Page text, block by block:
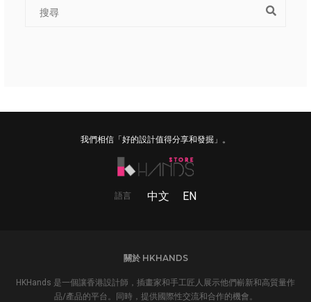
我們相信「好的設計值得分享和發掘」。
語言 中文 EN
關於 HKHANDS
HKHands 是一個讓香港設計師，插畫家和手工匠人展示他們嶄新和高質量作
品/產品的平台。同時，提供國際性交流和合作的機會。